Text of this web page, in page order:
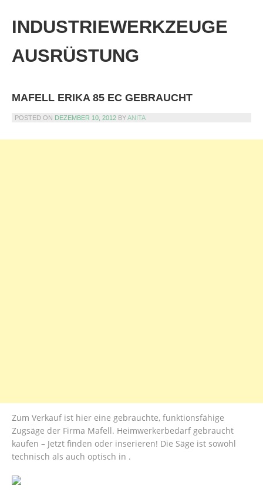
content
INDUSTRIEWERKZEUGE
AUSRÜSTUNG
MAFELL ERIKA 85 EC GEBRAUCHT
POSTED ON DEZEMBER 10, 2012 BYANITA
Zum Verkauf ist hier eine gebrauchte, funktionsfähige
Zugsäge der Firma Mafell. Heimwerkerbedarf gebraucht
kaufen – Jetzt finden oder inserieren! Die Säge ist sowohl
technisch als auch optisch in .